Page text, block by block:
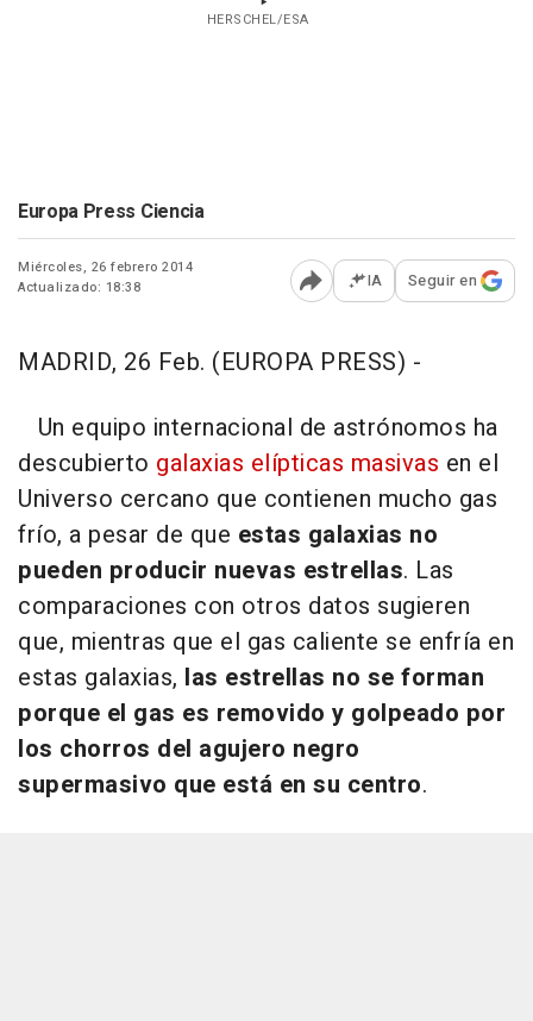
HERSCHEL/ESA
Europa Press Ciencia
Miércoles, 26 febrero 2014
Actualizado: 18:38
Abrir opciones para
IA Seguir en
MADRID, 26 Feb. (EUROPA PRESS) -
Un equipo internacional de astrónomos ha
descubierto galaxias elípticas masivas en el
Universo cercano que contienen mucho gas
frío, a pesar de que estas galaxias no
pueden producir nuevas estrellas. Las
comparaciones con otros datos sugieren
que, mientras que el gas caliente se enfría en
estas galaxias, las estrellas no se forman
porque el gas es removido y golpeado por
los chorros del agujero negro
supermasivo que está en su centro.